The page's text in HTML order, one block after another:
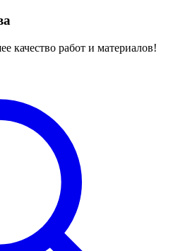
качество работ и материалов!